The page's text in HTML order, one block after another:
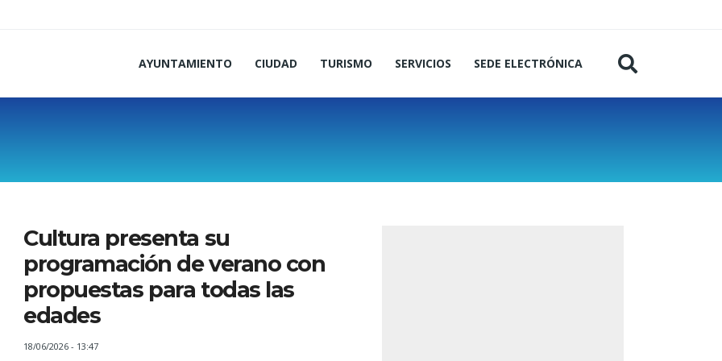
AYUNTAMIENTO CIUDAD TURISMO SERVICIOS SEDE ELECTRÓNICA
Cultura presenta su
programación de verano con
propuestas para todas las
edades
18/06/2026 - 13:47